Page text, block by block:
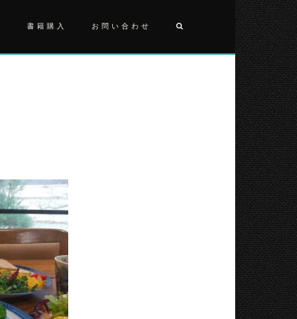
書籍購入 お問い合わせ
投
稿
ナ
ビ
ゲ
ー
シ
ョ
ン